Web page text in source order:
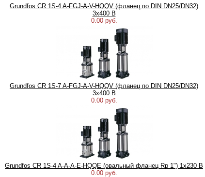
Grundfos CR 1S-4 A-FGJ-A-V-HQQV (фланец по DIN DN25/DN32)
3х400 В
0.00 руб.
Grundfos CR 1S-7 A-FGJ-A-V-HQQV (фланец по DIN DN25/DN32)
3х400 В
0.00 руб.
Grundfos CR 1S-4 A-A-A-E-HQQE (овальный фланец Rp 1") 1х230 В
0.00 руб.